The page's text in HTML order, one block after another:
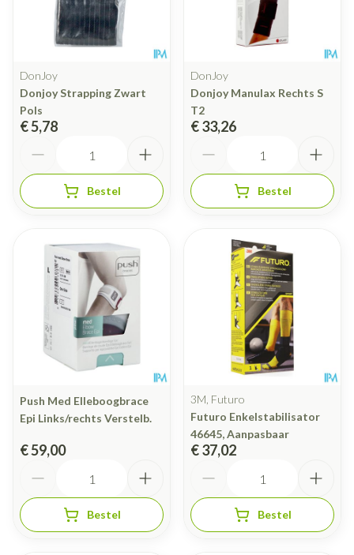
DonJoy
Donjoy Strapping Zwart
Pols
€ 5,78
Bestel
DonJoy
Donjoy Manulax Rechts S
T2
€ 33,26
Bestel
Push Med Elleboogbrace
Epi Links/rechts Verstelb.
€ 59,00
Bestel
3M, Futuro
Futuro Enkelstabilisator
46645, Aanpasbaar
€ 37,02
Bestel